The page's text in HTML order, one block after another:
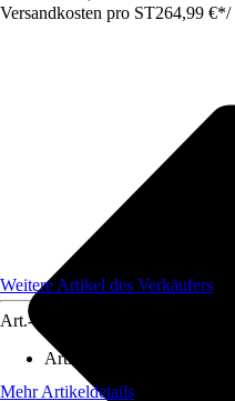
Versandkosten pro ST264,99 €*/
Weitere Artikel des Verkäufers
Art.-Nr.
Artikeltyp
Mehr Artikeldetails